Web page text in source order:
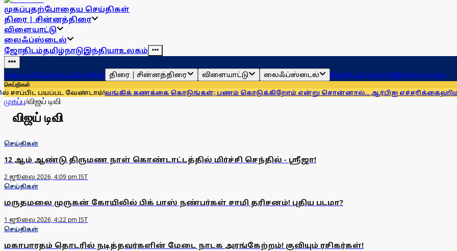
முகப்புதற்போதைய செய்திகள்
திரை | சின்னத்திரை
விளையாட்டு
லைஃப்ஸ்டைல்
ஜோதிடம்தமிழ்நாடுஇந்தியாஉலகம்
முகப்புதற்போதைய செய்திகள் திரை | சின்னத்திரை விளையாட்டு லைஃப்ஸ்டைல் ஜோதிடம்தமிழ்நாடுஇந்தியாஉலகம்
செய்திகள்
பயப்பட வேண்டாம்!வங்கிக் கணக்கை கொடுங்கள்; பணம் கொடுக்கிறோம் என்று சொன்னால்... ஆர்பிஐ எச்சரிக்கை
முகப்பு/விஜய் டிவி
விஜய் டிவி
செய்திகள்
12 ஆம் ஆண்டு திருமண நாள் கொண்டாட்டத்தில் மிர்ச்சி செந்தில் - ஸ்ரீஜா!
2 ஜூலை 2026, 4:09 pm IST
செய்திகள்
மருதமலை முருகன் கோயிலில் பிக் பாஸ் நண்பர்கள் சாமி தரிசனம்! புதிய படமா?
1 ஜூலை 2026, 4:22 pm IST
செய்திகள்
மகாபாரதம் தொடரில் நடித்தவர்களின் மேடை நாடக அரங்கேற்றம்! குவியும் ரசிகர்கள்!